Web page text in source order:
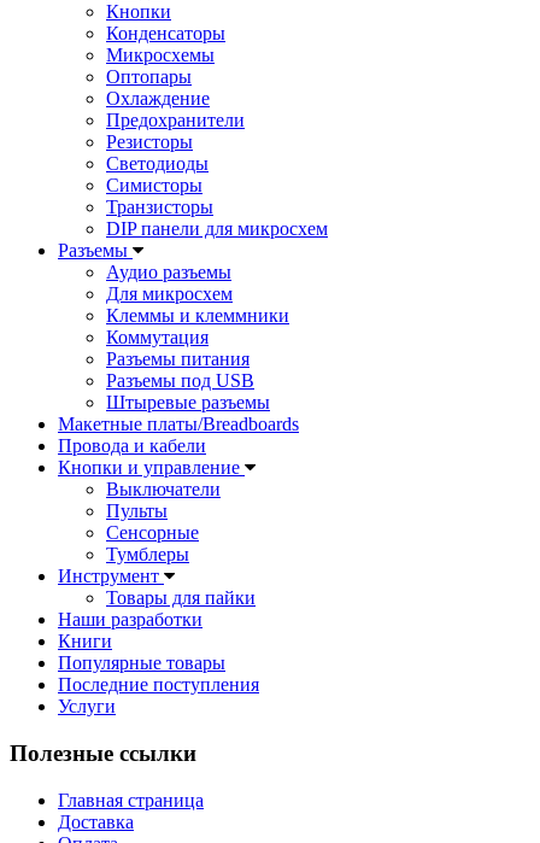
Кнопки
Конденсаторы
Микросхемы
Оптопары
Охлаждение
Предохранители
Резисторы
Светодиоды
Симисторы
Транзисторы
DIP панели для микросхем
Разъемы
Аудио разъемы
Для микросхем
Клеммы и клеммники
Коммутация
Разъемы питания
Разъемы под USB
Штыревые разъемы
Макетные платы/Breadboards
Провода и кабели
Кнопки и управление
Выключатели
Пульты
Сенсорные
Тумблеры
Инструмент
Товары для пайки
Наши разработки
Книги
Популярные товары
Последние поступления
Услуги
Полезные ссылки
Главная страница
Доставка